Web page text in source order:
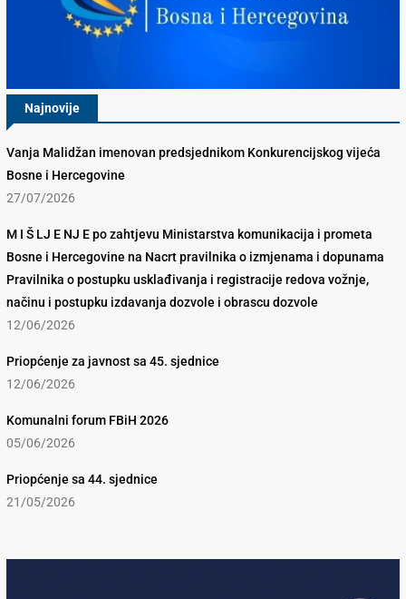
Najnovije
Vanja Malidžan imenovan predsjednikom Konkurencijskog vijeća
Bosne i Hercegovine
27/07/2026
M I Š LJ E NJ E po zahtjevu Ministarstva komunikacija i prometa
Bosne i Hercegovine na Nacrt pravilnika o izmjenama i dopunama
Pravilnika o postupku usklađivanja i registracije redova vožnje,
načinu i postupku izdavanja dozvole i obrascu dozvole
12/06/2026
Priopćenje za javnost sa 45. sjednice
12/06/2026
Komunalni forum FBiH 2026
05/06/2026
Priopćenje sa 44. sjednice
21/05/2026